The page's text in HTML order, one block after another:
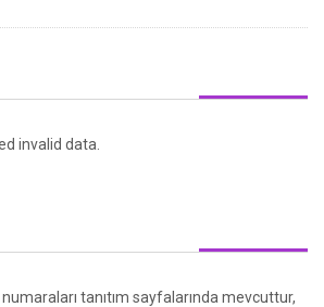
invalid data.
tanıtım sayfalarında mevcuttur,